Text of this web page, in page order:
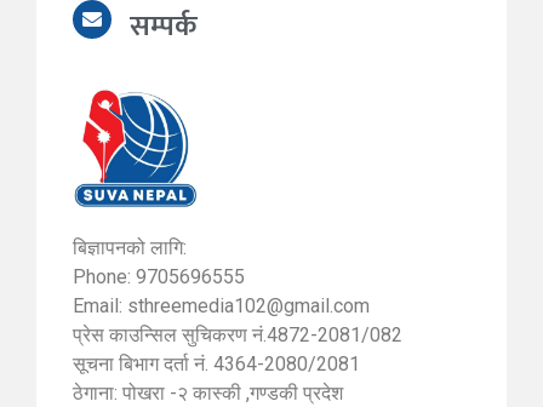
सम्पर्क
बिज्ञापनको लागि:
Phone: 9705696555
Email: sthreemedia102@gmail.com
प्रेस काउन्सिल सुचिकरण नं.4872-2081/082
सूचना बिभाग दर्ता नं. 4364-2080/2081
ठेगाना: पोखरा -२ कास्की ,गण्डकी प्रदेश